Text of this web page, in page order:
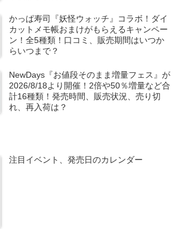
かっぱ寿司『妖怪ウォッチ』コラボ！ダイ
カットメモ帳おまけがもらえるキャンペー
ン！全5種類！口コミ、販売期間はいつか
らいつまで？
NewDays『お値段そのまま増量フェス』が
2026/8/18より開催！2倍や50％増量など合
計16種類！発売時間、販売状況、売り切
れ、再入荷は？
注目イベント、発売日のカレンダー